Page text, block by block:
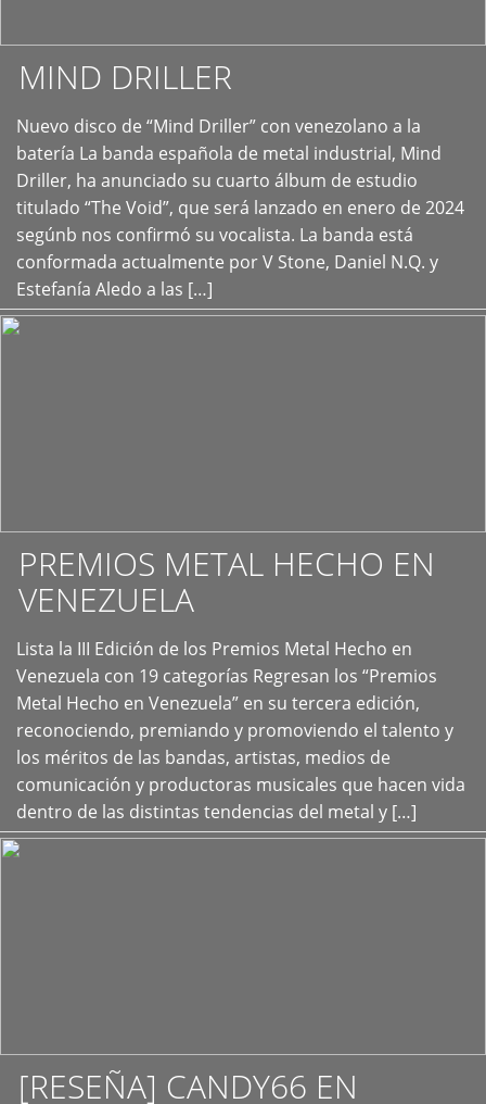
MIND DRILLER
Nuevo disco de “Mind Driller” con venezolano a la
batería La banda española de metal industrial, Mind
Driller, ha anunciado su cuarto álbum de estudio
titulado “The Void”, que será lanzado en enero de 2024
segúnb nos confirmó su vocalista. La banda está
conformada actualmente por V Stone, Daniel N.Q. y
Estefanía Aledo a las […]
+
PREMIOS METAL HECHO EN
VENEZUELA
Lista la III Edición de los Premios Metal Hecho en
Venezuela con 19 categorías Regresan los “Premios
Metal Hecho en Venezuela” en su tercera edición,
reconociendo, premiando y promoviendo el talento y
los méritos de las bandas, artistas, medios de
comunicación y productoras musicales que hacen vida
dentro de las distintas tendencias del metal y […]
+
[RESEÑA] CANDY66 EN